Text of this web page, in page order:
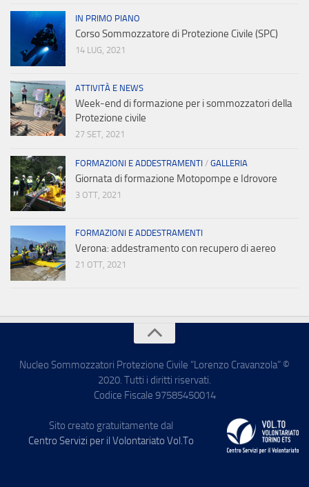
IN PRIMO PIANO
Corso Sommozzatore di Protezione Civile (SPC)
14 LUG, 2021
ATTIVITÀ E NEWS
Week-end di formazione per i sommozzatori della
Protezione civile
27 SET, 2021
FORMAZIONI E ADDESTRAMENTI / GALLERIA
Giornata di formazione Motopompe e Idrovore
3 OTT, 2021
FORMAZIONI E ADDESTRAMENTI
Verona: addestramento con recupero di aereo
21 OTT, 2021
Nucleo Sommozzatori Protezione Civile “Lorenzo Cravanzola” ©
2020. Tutti i diritti riservati.
Codice Fiscale 97585450014
Sito creato gratuitamente dal
Centro Servizi per il Volontariato Vol.To